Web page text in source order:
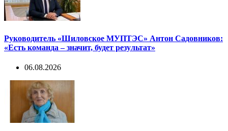
Руководитель «Шиловское МУПТЭС» Антон Садовников:
«Есть команда – значит, будет результат»
06.08.2026